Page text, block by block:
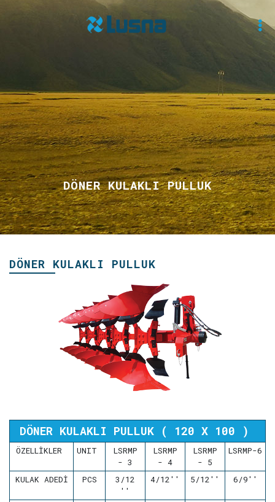
DÖNER KULAKLI PULLUK
DÖNER KULAKLI PULLUK
DÖNER KULAKLI PULLUK ( 120 X 100 )
ÖZELLİKLER UNIT
LSRMP
- 3
LSRMP
- 4
LSRMP
- 5
LSRMP-6
KULAK ADEDİ PCS
3/12
''
4/12'' 5/12'' 6/9''